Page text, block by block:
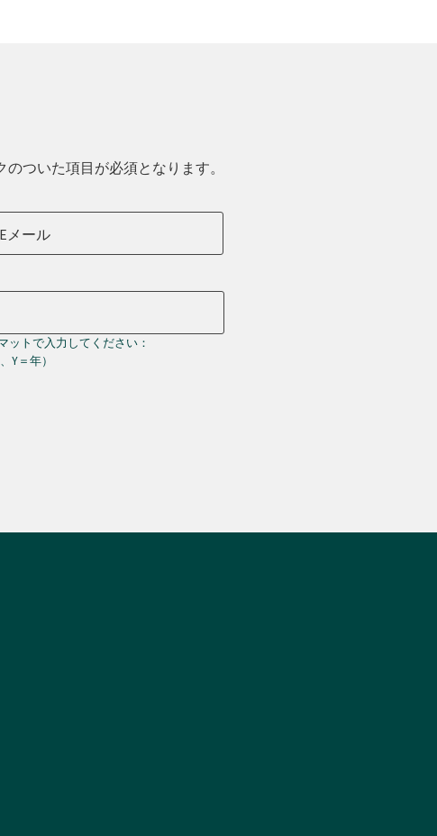
ついた項目が必須となります。
Eメール
ットで入力してください：
Y＝年）